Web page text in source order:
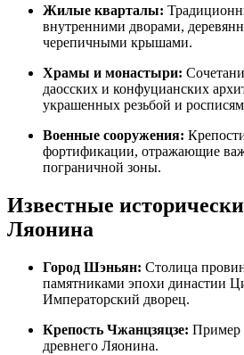
Жилые кварталы:
внутренними дворами,
черепичными крышами.
Храмы и монастыри:
даосских и конфуцианских
украшенных резьбой и
Военные сооружения:
фортификации, отражающие
пограничной зоны.
Известные
Ляонина
Город Шэньян: Столица
памятниками эпохи династии
Императорский дворец.
Крепость Чжанцзяцзе: Пример
древнего Ляонина.